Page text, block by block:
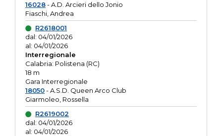
16028- A.D. Arcieri dello Jonio
Fiaschi, Andrea
R2618001
dal: 04/01/2026
al: 04/01/2026
Interregionale
Calabria: Polistena (RC)
18 m
Gara Interregionale
18050- A.S.D. Queen Arco Club
Giarmoleo, Rossella
R2619002
dal: 04/01/2026
al: 04/01/2026